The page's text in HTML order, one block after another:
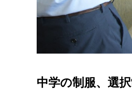
中学の制服、選